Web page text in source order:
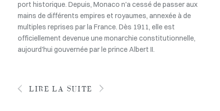
port historique. Depuis, Monaco n'a cessé de passer aux
mains de différents empires et royaumes, annexée à de
multiples reprises par la France. Dès 1911, elle est
officiellement devenue une monarchie constitutionnelle,
aujourd'hui gouvernée par le prince Albert II.
LIRE LA SUITE